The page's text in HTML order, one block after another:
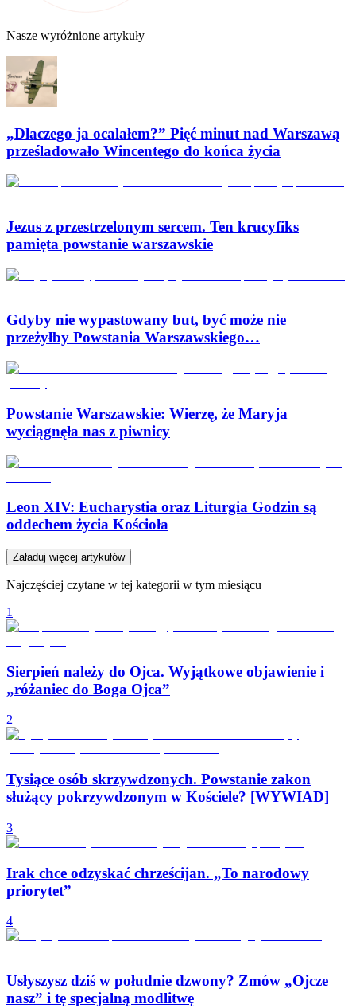
Nasze wyróżnione artykuły
„Dlaczego ja ocalałem?” Pięć minut nad Warszawą
prześladowało Wincentego do końca życia
Jezus z przestrzelonym sercem. Ten krucyfiks
pamięta powstanie warszawskie
Gdyby nie wypastowany but, być może nie
przeżyłby Powstania Warszawskiego…
Powstanie Warszawskie: Wierzę, że Maryja
wyciągnęła nas z piwnicy
Leon XIV: Eucharystia oraz Liturgia Godzin są
oddechem życia Kościoła
Załaduj więcej artykułów
Najczęściej czytane w tej kategorii w tym miesiącu
1
Sierpień należy do Ojca. Wyjątkowe objawienie i
„różaniec do Boga Ojca”
2
Tysiące osób skrzywdzonych. Powstanie zakon
służący pokrzywdzonym w Kościele? [WYWIAD]
3
Irak chce odzyskać chrześcijan. „To narodowy
priorytet”
4
Usłyszysz dziś w południe dzwony? Zmów „Ojcze
nasz” i tę specjalną modlitwę